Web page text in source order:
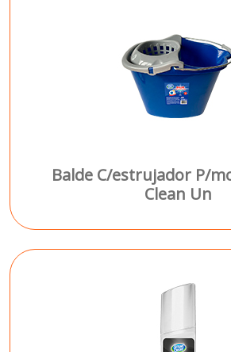
Balde C/estrujador P/
Clean Un